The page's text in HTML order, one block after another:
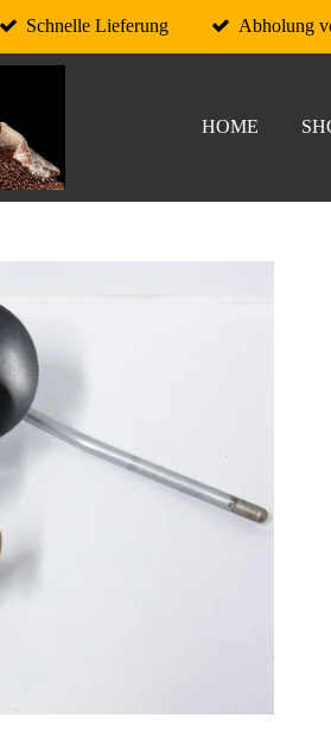
Schnelle Lieferung Abholung
HOME